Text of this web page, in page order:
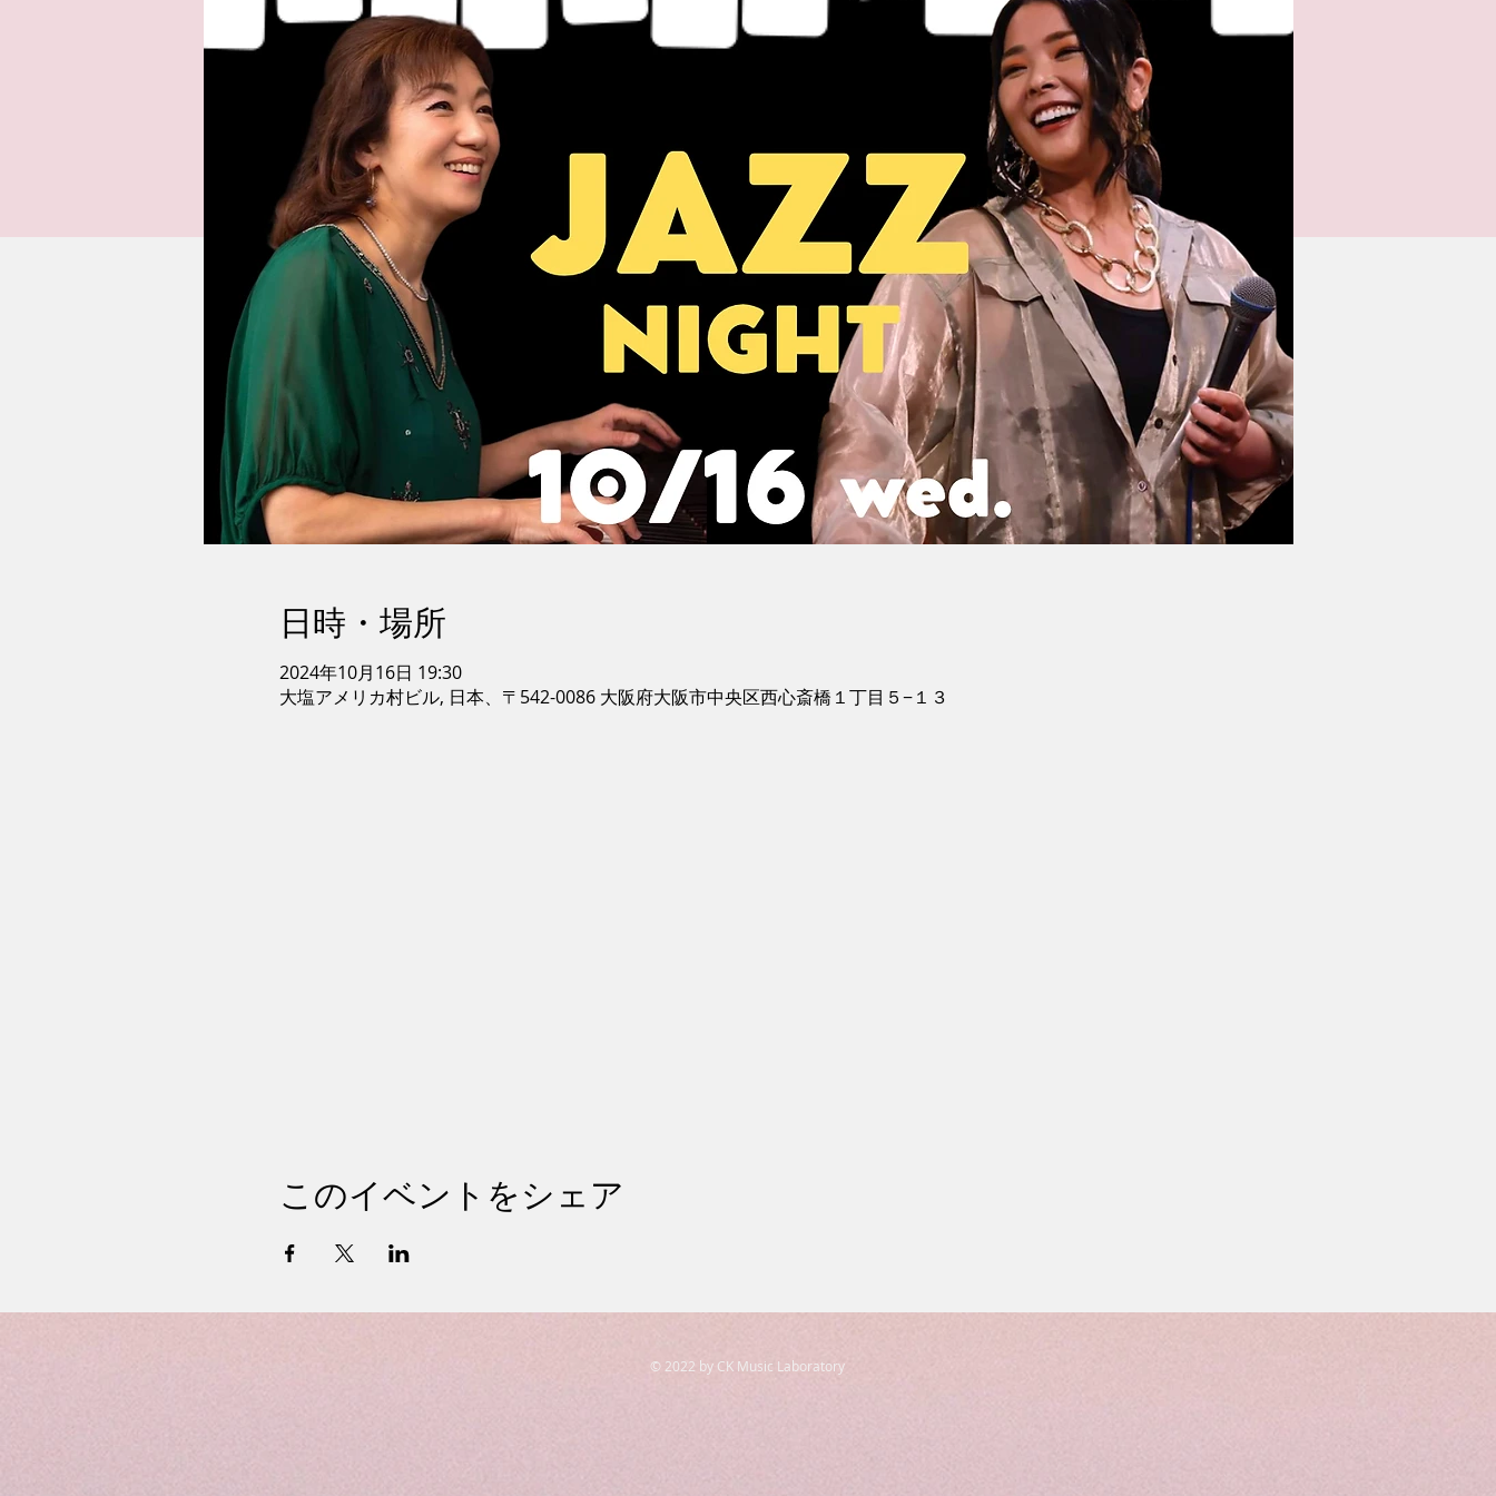
日時・場所
2024年10月16日 19:30
大塩アメリカ村ビル, 日本、〒542-0086 大阪府大阪市中央区西心斎橋１丁目５−１３
このイベントをシェア
© 2022 by CK Music Laboratory